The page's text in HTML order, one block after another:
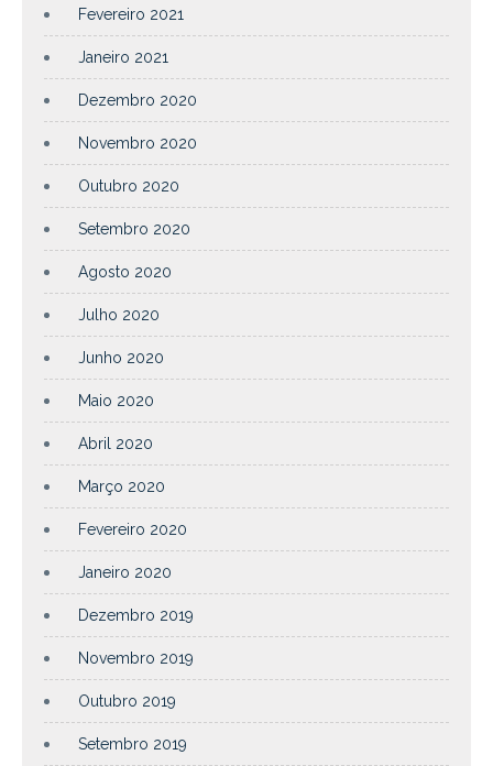
Fevereiro 2021
Janeiro 2021
Dezembro 2020
Novembro 2020
Outubro 2020
Setembro 2020
Agosto 2020
Julho 2020
Junho 2020
Maio 2020
Abril 2020
Março 2020
Fevereiro 2020
Janeiro 2020
Dezembro 2019
Novembro 2019
Outubro 2019
Setembro 2019